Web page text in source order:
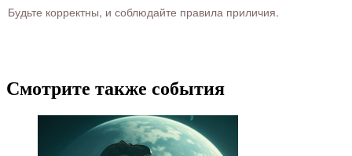
Будьте корректны, и соблюдайте правила приличия.
Смотрите также события